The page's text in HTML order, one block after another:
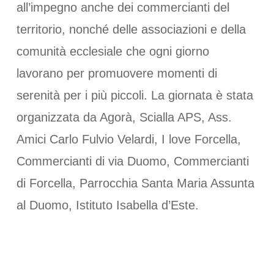
all’impegno anche dei commercianti del
territorio, nonché delle associazioni e della
comunità ecclesiale che ogni giorno
lavorano per promuovere momenti di
serenità per i più piccoli. La giornata è stata
organizzata da Agorà, Scialla APS, Ass.
Amici Carlo Fulvio Velardi, I love Forcella,
Commercianti di via Duomo, Commercianti
di Forcella, Parrocchia Santa Maria Assunta
al Duomo, Istituto Isabella d’Este.